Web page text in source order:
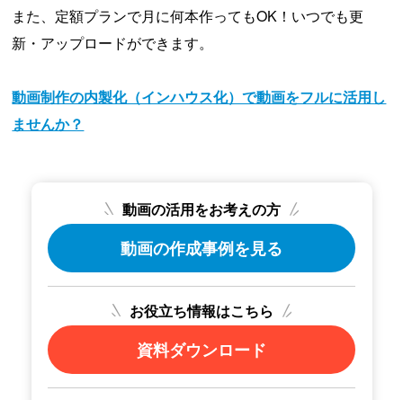
また、定額プランで月に何本作ってもOK！いつでも更
新・アップロードができます。
動画制作の内製化（インハウス化）で動画をフルに活用し
ませんか？
動画の活用をお考えの方
動画の作成事例を見る
お役立ち情報はこちら
資料ダウンロード